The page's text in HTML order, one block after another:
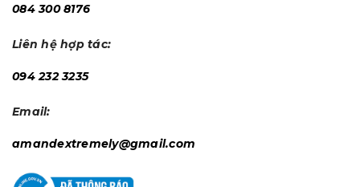
084 300 8176
Liên hệ hợp tác:
094 232 3235
Email:
amandextremely@gmail.com